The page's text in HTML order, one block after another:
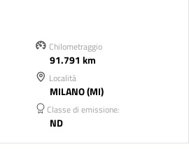
Chilometraggio
91.791 km
Località
MILANO (MI)
Classe di emissione:
ND